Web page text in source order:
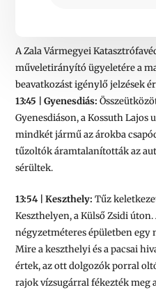
A Zala Vármegyei
műveletirányító ügyeletére a
beavatkozást igénylő jelzések
13:45 | Gyenesdiás:
Gyenesdiáson, a Kossuth Lajos
mindkét jármű az árokba
tűzoltók áramtalanították az
sérültek.
13:54 | Keszthely: Tűz
Keszthelyen, a Külső Zsidi
négyzetméteres épületben
Mire a keszthelyi és a pacsai
értek, az ott dolgozók porral
rajok vízsugárral fékezték meg